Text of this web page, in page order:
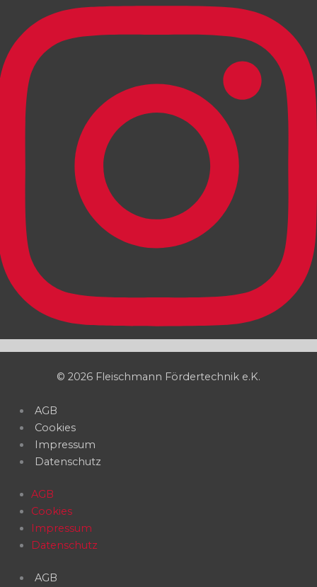
© 2026 Fleischmann Fördertechnik e.K.
AGB
Cookies
Impressum
Datenschutz
AGB
Cookies
Impressum
Datenschutz
AGB